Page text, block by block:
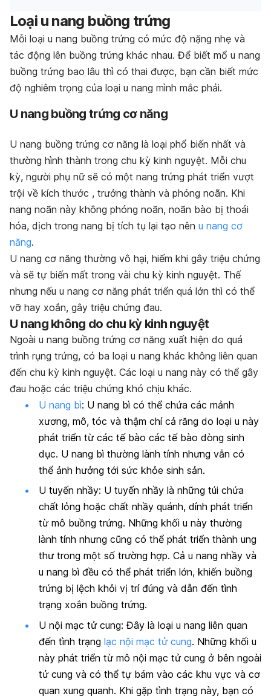
Loại u nang buồng trứng
Mỗi loại u nang buồng trứng có mức độ nặng nhẹ và
tác động lên buồng trứng khác nhau. Để biết mổ u nang
buồng trứng bao lâu thì có thai được, bạn cần biết mức
độ nghiêm trọng của loại u nang mình mắc phải.
U nang buồng trứng cơ năng
U nang buồng trứng cơ năng là loại phổ biến nhất và
thường hình thành trong chu kỳ kinh nguyệt. Mỗi chu
kỳ, người phụ nữ sẽ có một nang trứng phát triển vượt
trội về kích thước , trưởng thành và phóng noãn. Khi
nang noãn này không phóng noãn, noãn bào bị thoái
hóa, dịch trong nang bị tích tụ lại tạo nên u nang cơ
năng.
U nang cơ năng thường vô hại, hiếm khi gây triệu chứng
và sẽ tự biến mất trong vài chu kỳ kinh nguyệt. Thế
nhưng nếu u nang cơ năng phát triển quá lớn thì có thể
vỡ hay xoắn, gây triệu chứng đau.
U nang không do chu kỳ kinh nguyệt
Ngoài u nang buồng trứng cơ năng xuất hiện do quá
trình rụng trứng, có ba loại u nang khác không liên quan
đến chu kỳ kinh nguyệt. Các loại u nang này có thể gây
đau hoặc các triệu chứng khó chịu khác.
U nang bì: U nang bì có thể chứa các mảnh
xương, mô, tóc và thậm chí cả răng do loại u này
phát triển từ các tế bào các tế bào dòng sinh
dục. U nang bì thường lành tính nhưng vẫn có
thể ảnh hưởng tới sức khỏe sinh sản.
U tuyến nhầy: U tuyến nhầy là những túi chứa
chất lỏng hoặc chất nhầy quánh, dính phát triển
từ mô buồng trứng. Những khối u này thường
lành tính nhưng cũng có thể phát triển thành ung
thư trong một số trường hợp. Cả u nang nhầy và
u nang bì đều có thể phát triển lớn, khiến buồng
trứng bị lệch khỏi vị trí đúng và dẫn đến tình
trạng xoắn buồng trứng.
U nội mạc tử cung: Đây là loại u nang liên quan
đến tình trạng lạc nội mạc tử cung. Những khối u
này phát triển từ mô nội mạc tử cung ở bên ngoài
tử cung và có thể tự bám vào các khu vực và cơ
quan xung quanh. Khi gặp tình trạng này, bạn có